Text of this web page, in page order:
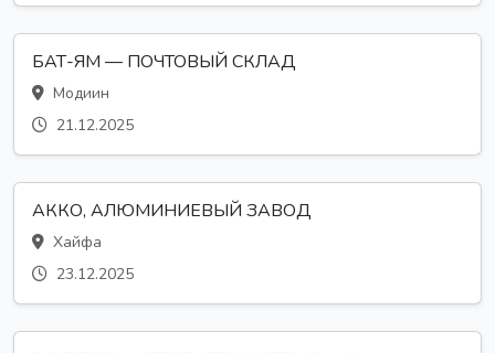
БАТ-ЯМ — ПОЧТОВЫЙ СКЛАД
Модиин
21.12.2025
АККО, АЛЮМИНИЕВЫЙ ЗАВОД
Хайфа
23.12.2025